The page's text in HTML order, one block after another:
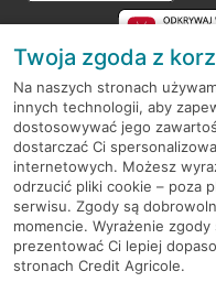
RODO
Regulamin serwisu
Mapa serwisu
PolitykaCookies
Twoja zgoda z
Na naszych stronach
innych technologii, aby
dostosowywać jego
dostarczać Ci
internetowych. Możesz
odrzucić pliki cookie – poza
serwisu. Zgody są
momencie. Wyrażenie
prezentować Ci lepiej
stronach Credit Agricole.